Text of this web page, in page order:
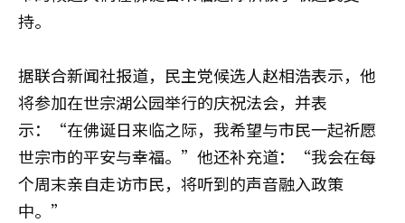
持。
据联合新闻社报道，民主党候选人赵相浩表示，他
将参加在世宗湖公园举行的庆祝法会，并表
示：“在佛诞日来临之际，我希望与市民一起祈愿
世宗市的平安与幸福。”他还补充道：“我会在每
个周末亲自走访市民，将听到的声音融入政策
中。”